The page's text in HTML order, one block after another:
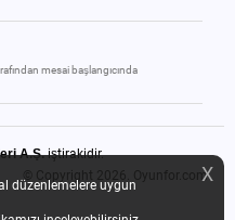
X
düzenlemelere uygun
mesai başlangıcında
A.Ş.iştirakidir.
© Copyright 2026. Oyunfor.com